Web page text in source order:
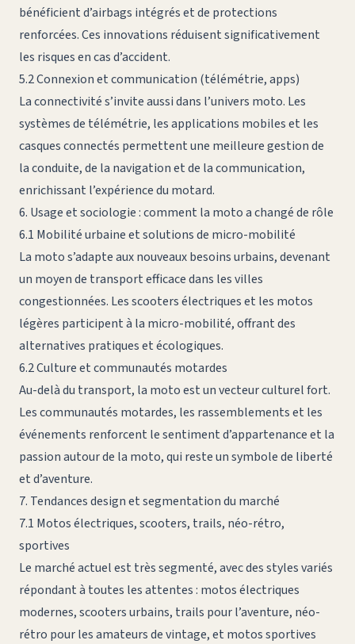
bénéficient d’airbags intégrés et de protections
renforcées. Ces innovations réduisent significativement
les risques en cas d’accident.
5.2 Connexion et communication (télémétrie, apps)
La connectivité s’invite aussi dans l’univers moto. Les
systèmes de télémétrie, les applications mobiles et les
casques connectés permettent une meilleure gestion de
la conduite, de la navigation et de la communication,
enrichissant l’expérience du motard.
6. Usage et sociologie : comment la moto a changé de rôle
6.1 Mobilité urbaine et solutions de micro-mobilité
La moto s’adapte aux nouveaux besoins urbains, devenant
un moyen de transport efficace dans les villes
congestionnées. Les scooters électriques et les motos
légères participent à la micro-mobilité, offrant des
alternatives pratiques et écologiques.
6.2 Culture et communautés motardes
Au-delà du transport, la moto est un vecteur culturel fort.
Les communautés motardes, les rassemblements et les
événements renforcent le sentiment d’appartenance et la
passion autour de la moto, qui reste un symbole de liberté
et d’aventure.
7. Tendances design et segmentation du marché
7.1 Motos électriques, scooters, trails, néo-rétro,
sportives
Le marché actuel est très segmenté, avec des styles variés
répondant à toutes les attentes : motos électriques
modernes, scooters urbains, trails pour l’aventure, néo-
rétro pour les amateurs de vintage, et motos sportives